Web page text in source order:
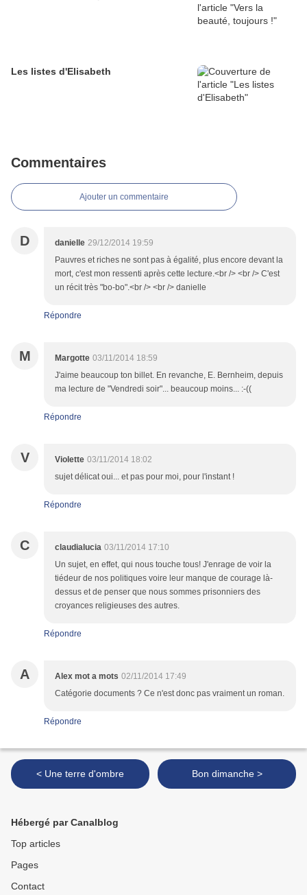
Les listes d'Elisabeth
Commentaires
Ajouter un commentaire
D danielle 29/12/2014 19:59
Pauvres et riches ne sont pas à égalité, plus encore devant la
mort, c'est mon ressenti après cette lecture.<br /> <br /> C'est
un récit très "bo-bo".<br /> <br /> danielle
Répondre
M Margotte 03/11/2014 18:59
J'aime beaucoup ton billet. En revanche, E. Bernheim, depuis
ma lecture de "Vendredi soir"... beaucoup moins... :-((
Répondre
V Violette 03/11/2014 18:02
sujet délicat oui... et pas pour moi, pour l'instant !
Répondre
C claudialucia 03/11/2014 17:10
Un sujet, en effet, qui nous touche tous! J'enrage de voir la
tiédeur de nos politiques voire leur manque de courage là-
dessus et de penser que nous sommes prisonniers des
croyances religieuses des autres.
Répondre
A Alex mot a mots 02/11/2014 17:49
Catégorie documents ? Ce n'est donc pas vraiment un roman.
Répondre
< Une terre d'ombre Bon dimanche >
Hébergé par Canalblog
Top articles
Pages
Contact